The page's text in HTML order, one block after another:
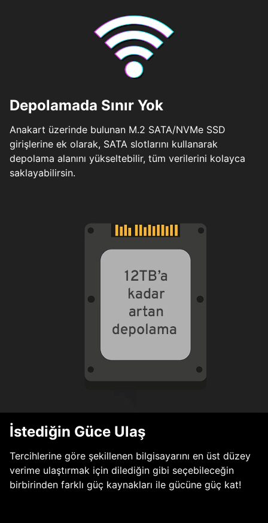
Depolamada Sınır Yok
Anakart üzerinde bulunan M.2 SATA/NVMe SSD
girişlerine ek olarak, SATA slotlarını kullanarak
depolama alanını yükseltebilir, tüm verilerini kolayca
saklayabilirsin.
İstediğin Güce Ulaş
Tercihlerine göre şekillenen bilgisayarını en üst düzey
verime ulaştırmak için dilediğin gibi seçebileceğin
birbirinden farklı güç kaynakları ile gücüne güç kat!